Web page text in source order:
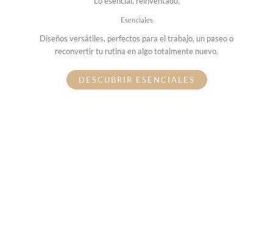
Esenciales
Diseños versátiles, perfectos para el trabajo, un paseo o
reconvertir tu rutina en algo totalmente nuevo.
DESCUBRIR ESENCIALES